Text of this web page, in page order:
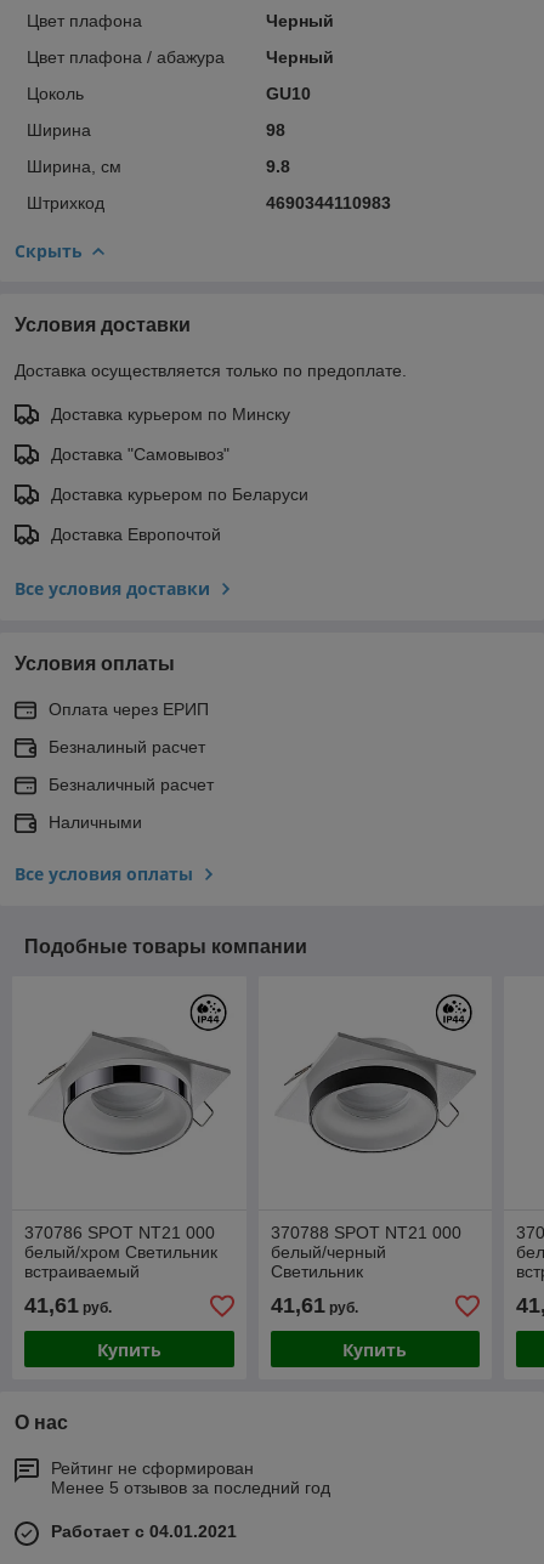
Цвет плафона
Черный
Цвет плафона / абажура
Черный
Цоколь
GU10
Ширина
98
Ширина, см
9.8
Штрихкод
4690344110983
Скрыть
Условия доставки
Доставка осуществляется только по предоплате.
Доставка курьером по Минску
Доставка "Самовывоз"
Доставка курьером по Беларуси
Доставка Европочтой
Все условия доставки
Условия оплаты
Оплата через ЕРИП
Безналиный расчет
Безналичный расчет
Наличными
Все условия оплаты
Подобные товары компании
370786 SPOT NT21 000
белый/хром Светильник
встраиваемый
влагозащищенный IP44
GU10 9W 220V WATER
41,61 руб.
Купить
370788 SPOT NT21 000
белый/черный
Светильник
влагозащищенный IP44
GU10 9W 220V WATER
41,61руб.
Купить
О нас
Рейтинг не сформирован
Менее 5 отзывов за последний год
Работает с 04.01.2021